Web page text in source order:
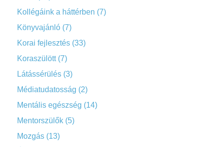
Kollégáink a háttérben (7)
Könyvajánló (7)
Korai fejlesztés (33)
Koraszülött(7)
Látássérülés (3)
Médiatudatosság (2)
Mentális egészség (14)
Mentorszülők (5)
Mozgás (13)